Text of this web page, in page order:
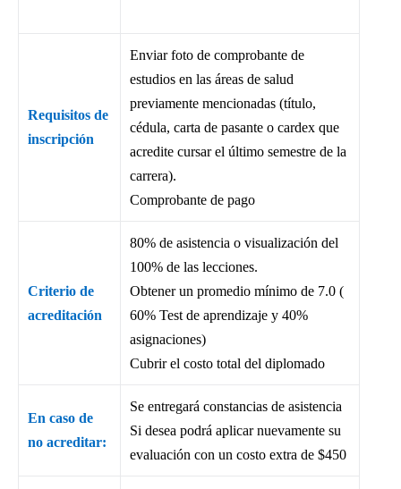
Requisitos de
inscripción
Enviar foto de comprobante de
estudios en las áreas de salud
previamente mencionadas (título,
cédula, carta de pasante o cardex que
acredite cursar el último semestre de la
carrera).
Comprobante de pago
Criterio de
acreditación
80% de asistencia o visualización del
100% de las lecciones.
Obtener un promedio mínimo de 7.0 (
60% Test de aprendizaje y 40%
asignaciones)
Cubrir el costo total del diplomado
En caso de
no acreditar:
Se entregará constancias de asistencia
Si desea podrá aplicar nuevamente su
evaluación con un costo extra de $450